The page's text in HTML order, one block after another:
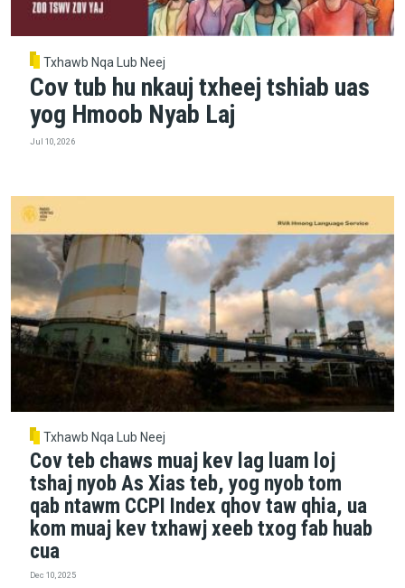
Txhawb Nqa Lub Neej
Cov tub hu nkauj txheej tshiab uas
yog Hmoob Nyab Laj
Jul 10, 2026
Txhawb Nqa Lub Neej
Cov teb chaws muaj kev lag luam loj
tshaj nyob As Xias teb, yog nyob tom
qab ntawm CCPI Index qhov taw qhia, ua
kom muaj kev txhawj xeeb txog fab huab
cua
Dec 10, 2025